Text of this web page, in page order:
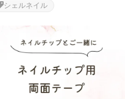
シェルネイル